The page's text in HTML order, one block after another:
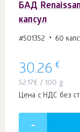
БАД
капсул
#501352 60
30.26 €
52.17€ / 100 g
Цена с НДС без